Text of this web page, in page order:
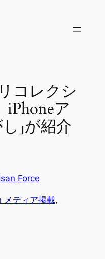
コレクシ
iPhoneア
」が紹介
Force
ディア掲載